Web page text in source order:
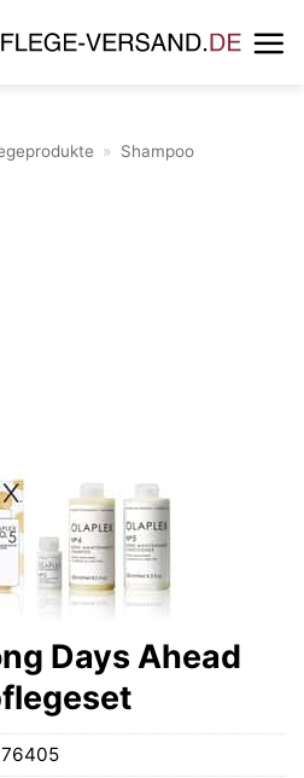
» Shampoo
Days Ahead